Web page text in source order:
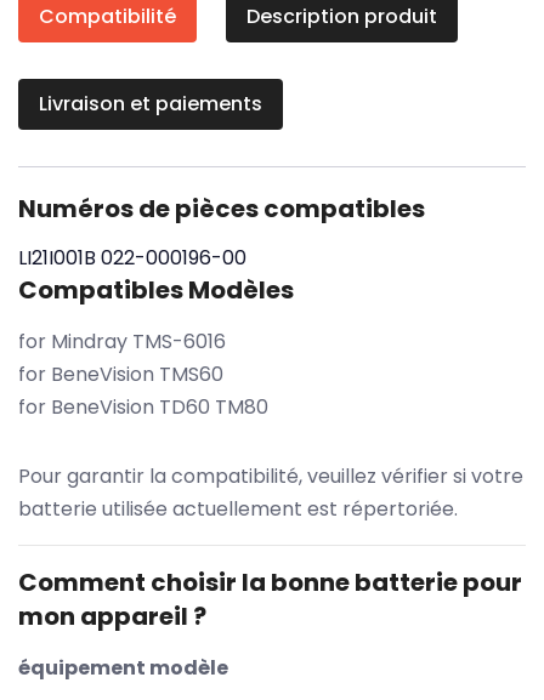
Compatibilité Description produit
Livraison et paiements
Numéros de pièces compatibles
LI21I001B 022-000196-00
Compatibles Modèles
for Mindray TMS-6016
for BeneVision TMS60
for BeneVision TD60 TM80
Pour garantir la compatibilité, veuillez vérifier si votre
batterie utilisée actuellement est répertoriée.
Comment choisir la bonne batterie pour
mon appareil ?
équipement modèle